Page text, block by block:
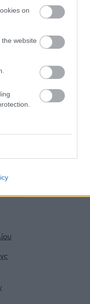
on
website